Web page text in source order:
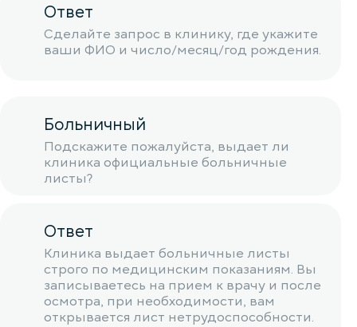
Ответ
Сделайте запрос в клинику, где укажите
ваши ФИО и число/месяц/год рождения.
Больничный
Подскажите пожалуйста, выдает ли
клиника официальные больничные
листы?
Ответ
Клиника выдает больничные листы
строго по медицинским показаниям. Вы
записываетесь на прием к врачу и после
осмотра, при необходимости, вам
открывается лист нетрудоспособности.